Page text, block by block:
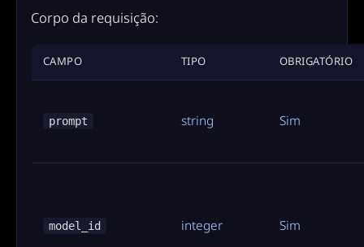
Corpo da requisição:
CAMPO TIPO OBRIGATÓRIO
prompt string Sim
model_id integer Sim